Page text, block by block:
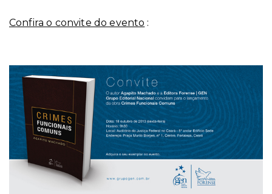
Confira o convite do evento :